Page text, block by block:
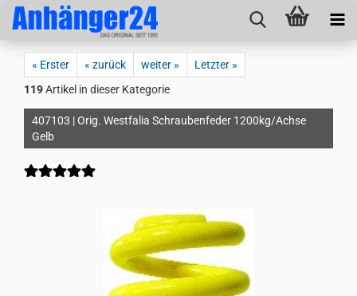
« Erster « zurück weiter »
Letzter »
119Artikel in dieser Kategorie
407103 | Orig. Westfalia Schraubenfeder 1200kg/Achse
Gelb